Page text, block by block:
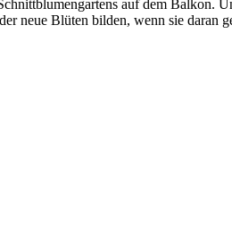
auf dem Balkon.
neue Blüten bilden, wenn sie daran